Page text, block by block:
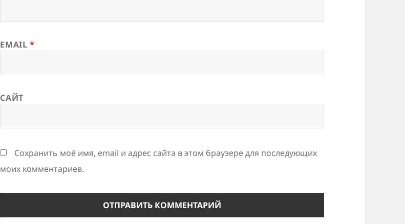
EMAIL*
САЙТ
Сохранить моё имя, email и адрес сайта в этом браузере для последующих
моих комментариев.